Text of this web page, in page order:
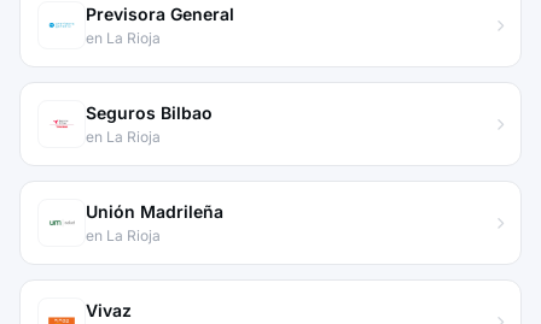
Previsora General
en La Rioja
Seguros Bilbao
en La Rioja
Unión Madrileña
en La Rioja
Vivaz